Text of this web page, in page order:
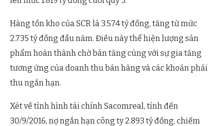
Hàng tồn kho của SCR là 3.574 tỷ đồng, tăng từ mức
2.735 tỷ đồng đầu năm. Điều này thể hiện lượng sản
phẩm hoàn thành chờ bán tăng cùng với sự gia tăng
tương ứng của doanh thu bán hàng và các khoản phải
thu ngắn hạn.
Xét về tình hình tài chính Sacomreal, tính đến
30/9/2016, nợ ngắn hạn công ty 2.893 tỷ đồng, chiếm